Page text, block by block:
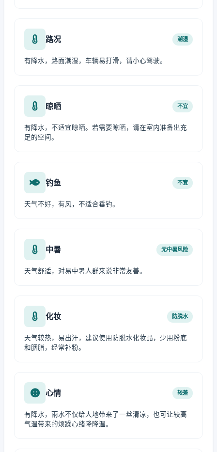
路况 潮湿
有降水，路面潮湿，车辆易打滑，请小心驾驶。
晾晒 不宜
有降水，不适宜晾晒。若需要晾晒，请在室内准备出充
足的空间。
钓鱼 不宜
天气不好，有风，不适合垂钓。
中暑 无中暑风险
天气舒适，对易中暑人群来说非常友善。
化妆 防脱水
天气较热，易出汗，建议使用防脱水化妆品，少用粉底
和胭脂，经常补粉。
心情 较差
有降水，雨水不仅给大地带来了一丝清凉，也可让较高
气温带来的烦躁心绪降降温。